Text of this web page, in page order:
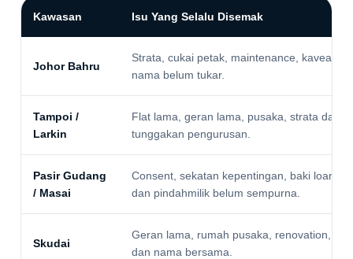
Kawasan Isu Yang Selalu Disemak
Johor Bahru
Strata, cukai petak, maintenance, kaveat,
nama belum tukar.
Tampoi /
Larkin
Flat lama, geran lama, pusaka, strata dan
tunggakan pengurusan.
Pasir Gudang
/ Masai
Consent, sekatan kepentingan, baki loan
dan pindahmilik belum sempurna.
Skudai
Geran lama, rumah pusaka, renovation,
dan nama bersama.